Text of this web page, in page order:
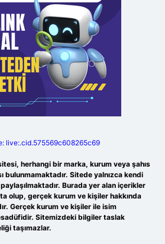
live:.cid.575569c608265c69
herhangi bir marka, kurum veya şahıs
bulunmamaktadır. Sitede yalnızca kendi
paylaşılmaktadır. Burada yer alan içerikler
olup, gerçek kurum ve kişiler hakkında
Gerçek kurum ve kişiler ile isim
Sitemizdeki bilgiler taslak
taşımazlar.